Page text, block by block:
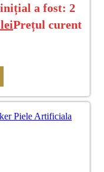
a fost: 2
leiPrețul curent